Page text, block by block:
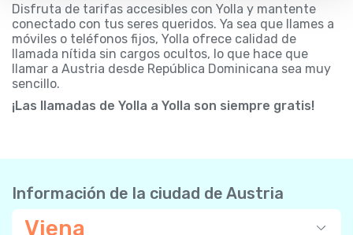
Disfruta de tarifas accesibles con Yolla y mantente
conectado con tus seres queridos. Ya sea que llames a
móviles o teléfonos fijos, Yolla ofrece calidad de
llamada nítida sin cargos ocultos, lo que hace que
llamar a Austria desde República Dominicana sea muy
sencillo.
¡Las llamadas de Yolla a Yolla son siempre gratis!
Información de la ciudad de Austria
Viena